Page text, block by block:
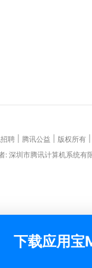
聘 腾讯公益 版权所有
: 深圳市腾讯计算机系统有
下载应用宝